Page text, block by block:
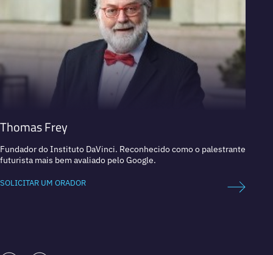
Thomas Frey
Fundador do Instituto DaVinci. Reconhecido como o palestrante
futurista mais bem avaliado pelo Google.
SOLICITAR UM ORADOR